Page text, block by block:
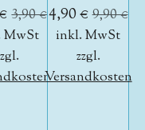
3,90 €
MwSt
4,90 €9,90 €
inkl. MwSt
zzgl.
Versandkosten